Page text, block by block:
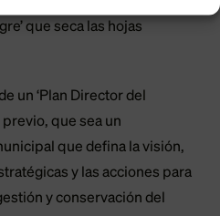
que seca las hojas
un ‘Plan Director del
previo, que sea un
que defina la visión,
y las acciones para
y conservación del